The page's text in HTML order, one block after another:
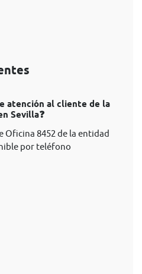
atención al cliente de la
Sevilla❓
8452 de la entidad
por teléfono